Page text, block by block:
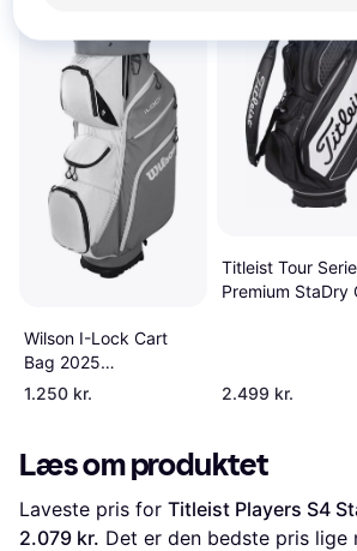
Wilson I-Lock Cart
Bag 2025
Gray/White/Black
1.250 kr.
Titleist Tour
Premium StaDry
2.499 kr.
Læs om produktet
Laveste pris for Titleist Players S4
2.079 kr. Det er den bedste pris lige